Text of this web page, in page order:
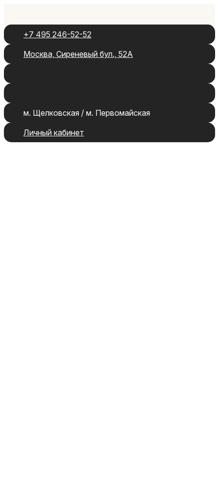
+7 495 246-52-52
Москва, Сиреневый бул., 52А
м. Щелковская / м. Первомайская
Личный кабинет